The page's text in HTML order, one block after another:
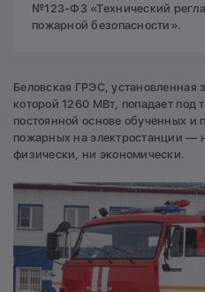
№123-ФЗ «Технический
пожарной безопасности».
Беловская ГРЭС, установленная
которой 1260 МВт, попадает под
постоянной основе обученных и
пожарных на электростанции —
физически, ни экономически.